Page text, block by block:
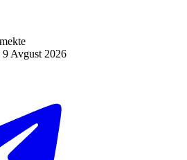
Avgust 2026